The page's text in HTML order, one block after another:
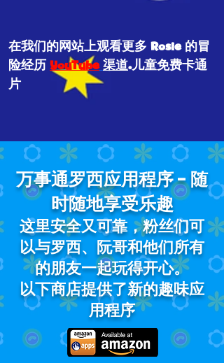
在我们的网站上观看更多 Rosie 的冒
险经历 YouTube 渠道.儿童免费卡通
片
万事通罗西应用程序 - 随
时随地享受乐趣
这里安全又可靠，粉丝们可
以与罗西、阮哥和他们所有
的朋友一起玩得开心。
以下商店提供了新的趣味应
用程序